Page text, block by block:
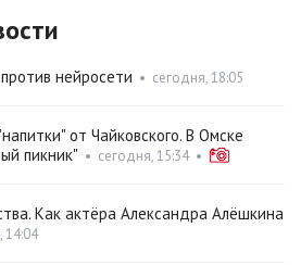
нейросети • сегодня, 18:05
от Чайковского. В Омске
пикник" • сегодня, 15:34•
Как актёра Александра Алёшкина
14:04